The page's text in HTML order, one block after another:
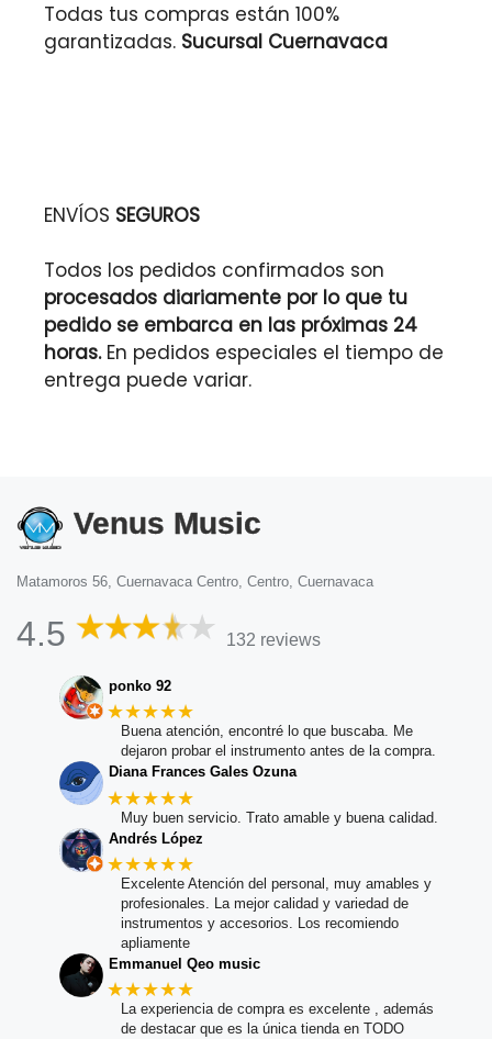
Todas tus compras están 100%
garantizadas. Sucursal Cuernavaca
ENVÍOS SEGUROS
Todos los pedidos confirmados son
procesados diariamente por lo que tu
pedido se embarca en las próximas 24
horas.En pedidos especiales el tiempo de
entrega puede variar.
Venus Music
Matamoros 56, Cuernavaca Centro, Centro, Cuernavaca
4.5 132 reviews
ponko 92
★★★★★
Buena atención, encontré lo que buscaba. Me
dejaron probar el instrumento antes de la compra.
Diana Frances Gales Ozuna
★★★★★
Muy buen servicio. Trato amable y buena calidad.
Andrés López
★★★★★
Excelente Atención del personal, muy amables y
profesionales. La mejor calidad y variedad de
instrumentos y accesorios. Los recomiendo
apliamente
Emmanuel Qeo music
★★★★★
La experiencia de compra es excelente , además
de destacar que es la única tienda en TODO